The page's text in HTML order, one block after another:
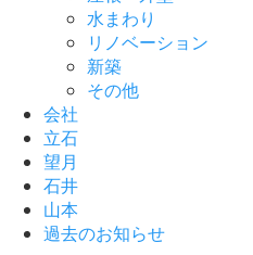
水まわり
リノベーション
新築
その他
会社
立石
望月
石井
山本
過去のお知らせ